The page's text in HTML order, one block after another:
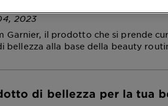
2023
Garnier, il prodotto che si prende
bellezza alla base della beauty
di bellezza per la tua